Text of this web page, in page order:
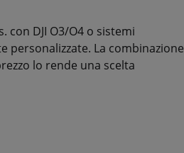
con DJI O3/O4 o sistemi
personalizzate. La combinazione
lo rende una scelta